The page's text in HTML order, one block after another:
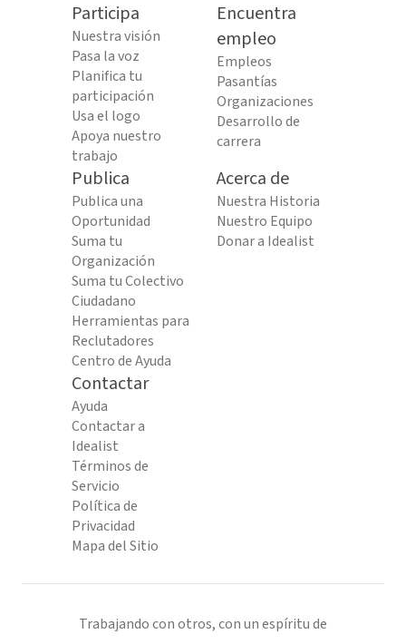
Participa
Nuestra visión
Pasa la voz
Planifica tu
participación
Usa el logo
Apoya nuestro
trabajo
Encuentra
empleo
Empleos
Pasantías
Organizaciones
Desarrollo de
carrera
Publica
Publica una
Oportunidad
Suma tu
Organización
Suma tu Colectivo
Ciudadano
Herramientas para
Reclutadores
Centro de Ayuda
Acerca de
Nuestra Historia
Nuestro Equipo
Donar a Idealist
Contactar
Ayuda
Contactar a
Idealist
Términos de
Servicio
Política de
Privacidad
Mapa del Sitio
Trabajando con otros, con un espíritu de